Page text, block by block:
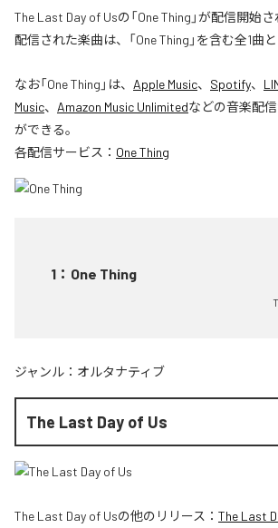
The Last Day of Usの「One Thing」が配信開始
配信された楽曲は、「One Thing」を含む全1曲
なお「One Thing 」は、 Apple Music、 Spotify、
Music、 Amazon Music Unlimitedなどの音楽配
ができる。
各配信サービス： One Thing
1 ： One Thing
ジャンル： オルタナティブ
The Last Day of Us
The Last Day of Usの他のリリース： The Last